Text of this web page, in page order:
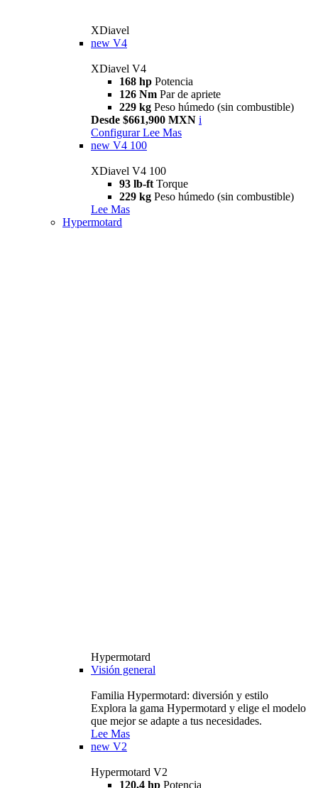
XDiavel
new V4
XDiavel V4
168 hp Potencia
126 Nm Par de apriete
229 kg Peso húmedo (sin combustible)
Desde $661,900 MXN i
Configurar Lee Mas
new V4 100
XDiavel V4 100
93 lb-ft Torque
229 kg Peso húmedo (sin combustible)
Lee Mas
Hypermotard
Hypermotard
Visión general
Familia Hypermotard: diversión y estilo
Explora la gama Hypermotard y elige el modelo
que mejor se adapte a tus necesidades.
Lee Mas
new V2
Hypermotard V2
120,4 hp Potencia